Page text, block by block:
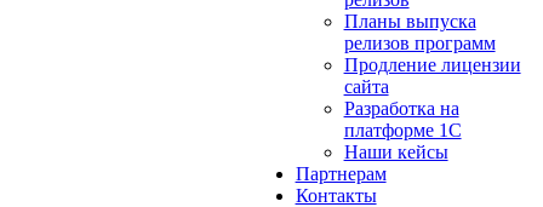
Планы выпуска
релизов программ
Продление лицензии
сайта
Разработка на
платформе 1С
Наши кейсы
Партнерам
Контакты